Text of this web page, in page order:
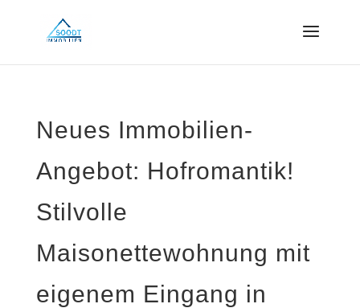
Neues Immobilien-
Angebot: Hofromantik!
Stilvolle
Maisonettewohnung mit
eigenem Eingang in